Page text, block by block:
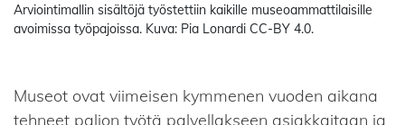
Arviointimallin sisältöjä työstettiin kaikille museoammattilaisille
avoimissa työpajoissa. Kuva: Pia Lonardi CC-BY 4.0.
Museot ovat viimeisen kymmenen vuoden aikana
tehneet paljon työtä palvellakseen asiakkaitaan ja